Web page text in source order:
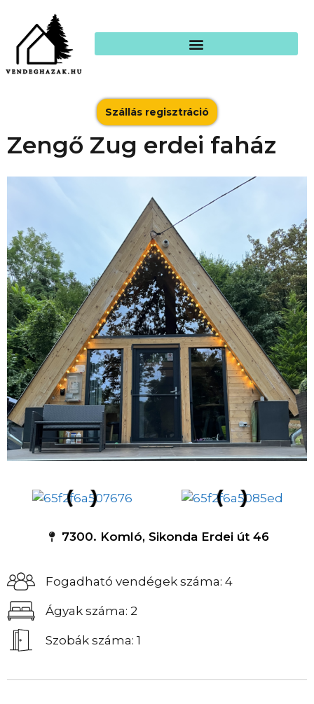
Szállás regisztráció
Zengő Zug erdei faház
7300. Komló, Sikonda Erdei út 46
Fogadható vendégek száma: 4
Ágyak száma: 2
Szobák száma: 1